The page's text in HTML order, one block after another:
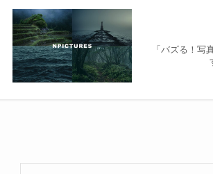
「バズる！写